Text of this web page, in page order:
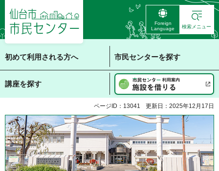
仙台市 市民センタ
ー
Foreign
Language
検索メニュー
初めて利用される方へ 市民センターを探す
講座を探す
ページID：13041 更新日：2025年12月17日